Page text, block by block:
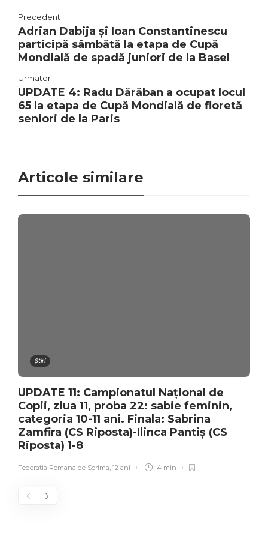
Precedent
Adrian Dabija și Ioan Constantinescu
participă sâmbătă la etapa de Cupă
Mondială de spadă juniori de la Basel
Urmator
UPDATE 4: Radu Dărăban a ocupat locul
65 la etapa de Cupă Mondială de floretă
seniori de la Paris
Articole similare
Știri
UPDATE 11: Campionatul Național de
Copii, ziua 11, proba 22: sabie feminin,
categoria 10-11 ani. Finala: Sabrina
Zamfira (CS Riposta)-Ilinca Pantiș (CS
Riposta) 1-8
Federatia Romana de Scrima, 12 ani 4 min